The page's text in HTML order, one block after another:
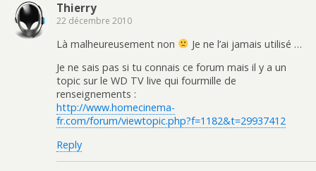
Thierry
22 décembre 2010
Là malheureusement non
Je ne l’ai jamais utilisé …
Je ne sais pas si tu connais ce forum mais il y a un
topic sur le WD TV live qui fourmille de
renseignements :
http://www.homecinema-
fr.com/forum/viewtopic.php?f=1182&t=29937412
Reply